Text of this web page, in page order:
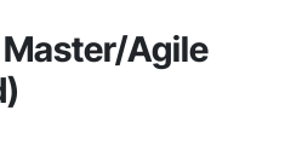
Agile